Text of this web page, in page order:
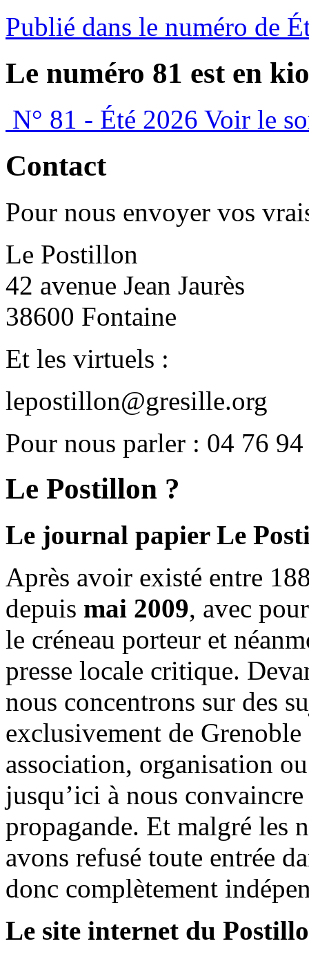
Publié dans le numéro de
Le numéro 81 est en
N° 81 - Été 2026 Voir le
Contact
Pour nous envoyer vos
Le Postillon
42 avenue Jean Jaurès
38600 Fontaine
Et les virtuels :
lepostillon@gresille.org
Pour nous parler : 04 76
Le Postillon ?
Le journal papier Le
Après avoir existé entre
depuis mai 2009, avec
le créneau porteur et
presse locale critique.
nous concentrons sur des
exclusivement de
association, organisation
jusqu’ici à nous
propagande. Et malgré les
avons refusé toute entrée
donc complètement
Le site internet du